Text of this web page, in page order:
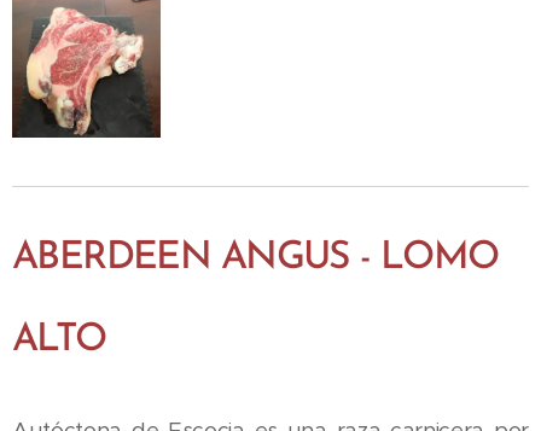
ABERDEEN ANGUS - LOMO
ALTO